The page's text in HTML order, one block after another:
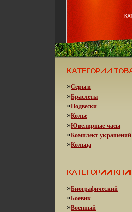
»Серьги
»Браслеты
»Подвески
»Колье
»Ювелирные часы
»Комплект украшений
»Кольца
»Биографический
»Боевик
»Военный